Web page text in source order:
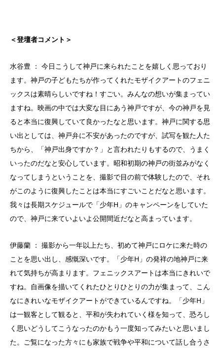
＜登壇者コメント＞
水谷豊 ： 今日こうして神戸に来られたことを嬉しく思っており
ます。神戸の子どもたちが作ってくれたモザイクアートのフェニ
ックスは素晴らしいですね！すごい。みんなの想いが集まってい
ますね。映画の中では大変な目にあう神戸ですが、今の神戸を見
ると本当に復興していて良かったなと思います。神戸に関する思
い出としては、神戸弁に不安があったのですが、試写を観た人た
ちから、「神戸出身ですか？」と言われたりもするので、うまく
いったのだなと安心しています。昭和初期の神戸の街並みがなく
なってしまうということを、撮影で目の前で体験したので、それ
がこのように復興したことは本当にすごいことだなと思います。
我々は長期スケジュールで「少年H」のキャンペーンをしていた
ので、神戸に来ていよいよ公開間近だなと高まっています。
伊藤蘭 ： 撮影から一年以上たち、初めて神戸にロケに来た時の
ことを思い出し、感慨深いです。「少年H」の発祥の地神戸に来
れて気持ちが高まります。フェニックスアートは本当にきれいで
すね。自画像を描いてくれたひとりひとりの力が集まって、こん
なにきれいなモザイクアートができているんですね。「少年H」
は一観客として観ると、平和が失われていく様を知って、恐ろし
く思いどうしてこうなったのかもう一度知ってみたいと思いまし
た。ご覧になった方々にも家族で戦争や平和について話し合うさ